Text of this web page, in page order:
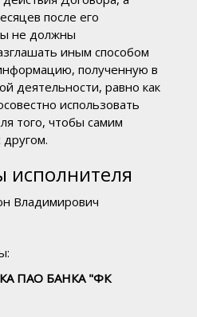
после его
не должны
иным способом
полученную в
деятельности, равно как
использовать
того, чтобы самим
другом.
исполнителя
Владимирович
ПАО БАНКА "ФК